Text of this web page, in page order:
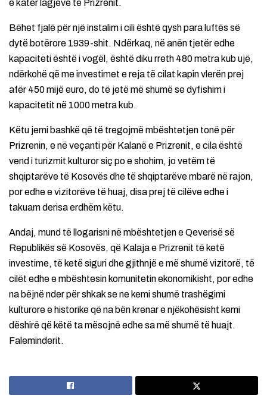
e katër lagjeve të Prizrenit.
Bëhet fjalë për një instalim i cili është qysh para luftës së
dytë botërore 1939-shit. Ndërkaq, në anën tjetër edhe
kapaciteti është i vogël, është diku rreth 480 metra kub ujë,
ndërkohë që me investimet e reja të cilat kapin vlerën prej
afër 450 mijë euro, do të jetë më shumë se dyfishim i
kapacitetit në 1000 metra kub.
Këtu jemi bashkë që të tregojmë mbështetjen tonë për
Prizrenin, e në veçanti për Kalanë e Prizrenit, e cila është
vend i turizmit kulturor siç po e shohim, jo vetëm të
shqiptarëve të Kosovës dhe të shqiptarëve mbarë në rajon,
por edhe e vizitorëve të huaj, disa prej të cilëve edhe i
takuam derisa erdhëm këtu.
Andaj, mund të llogarisni në mbështetjen e Qeverisë së
Republikës së Kosovës, që Kalaja e Prizrenit të ketë
investime, të ketë siguri dhe gjithnjë e më shumë vizitorë, të
cilët edhe e mbështesin komunitetin ekonomikisht, por edhe
na bëjnë nder për shkak se ne kemi shumë trashëgimi
kulturore e historike që na bën krenar e njëkohësisht kemi
dëshirë që këtë ta mësojnë edhe sa më shumë të huajt.
Faleminderit.